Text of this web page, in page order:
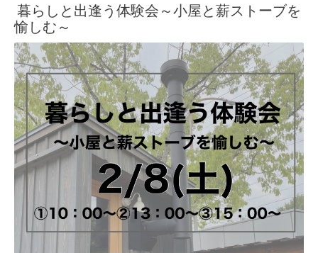
暮らしと出逢う体験会～小屋と薪ストーブを
愉しむ～